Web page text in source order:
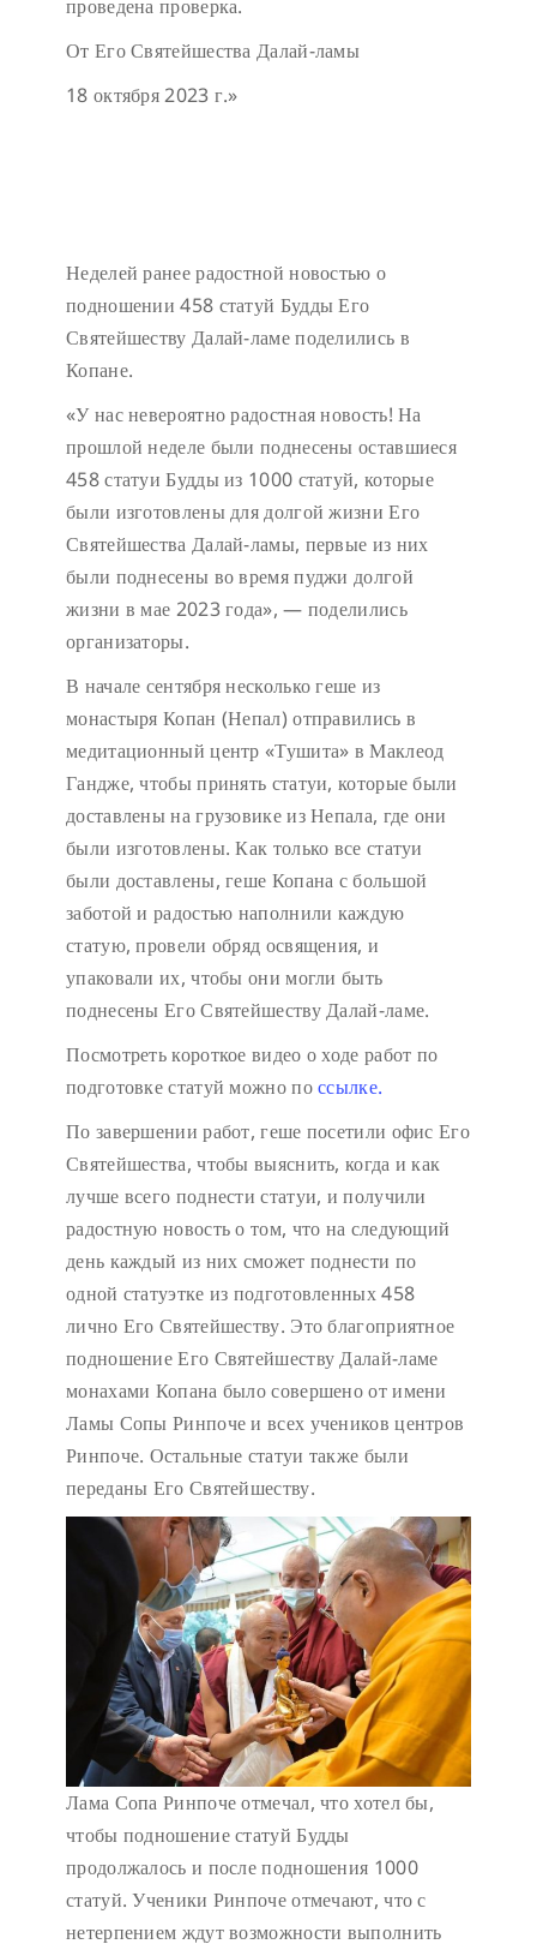
проведена проверка.
От Его Святейшества Далай-ламы
18 октября 2023 г.»
Неделей ранее радостной новостью о
подношении 458 статуй Будды Его
Святейшеству Далай-ламе поделились в
Копане.
«У нас невероятно радостная новость! На
прошлой неделе были поднесены оставшиеся
458 статуи Будды из 1000 статуй, которые
были изготовлены для долгой жизни Его
Святейшества Далай-ламы, первые из них
были поднесены во время пуджи долгой
жизни в мае 2023 года», — поделились
организаторы.
В начале сентября несколько геше из
монастыря Копан (Непал) отправились в
медитационный центр «Тушита» в Маклеод
Гандже, чтобы принять статуи, которые были
доставлены на грузовике из Непала, где они
были изготовлены. Как только все статуи
были доставлены, геше Копана с большой
заботой и радостью наполнили каждую
статую, провели обряд освящения, и
упаковали их, чтобы они могли быть
поднесены Его Святейшеству Далай-ламе.
Посмотреть короткое видео о ходе работ по
подготовке статуй можно поссылке.
По завершении работ, геше посетили офис Его
Святейшества, чтобы выяснить, когда и как
лучше всего поднести статуи, и получили
радостную новость о том, что на следующий
день каждый из них сможет поднести по
одной статуэтке из подготовленных 458
лично Его Святейшеству. Это благоприятное
подношение Его Святейшеству Далай-ламе
монахами Копана было совершено от имени
Ламы Сопы Ринпоче и всех учеников центров
Ринпоче. Остальные статуи также были
переданы Его Святейшеству.
Лама Сопа Ринпоче отмечал, что хотел бы,
чтобы подношение статуй Будды
продолжалось и после подношения 1000
статуй. Ученики Ринпоче отмечают, что с
нетерпением ждут возможности выполнить